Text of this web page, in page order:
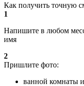
Как получить точную
1
Напишите в любом
имя
2
Пришлите фото:
ванной комнаты